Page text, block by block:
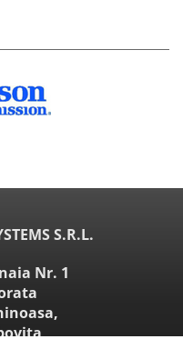
S.R.L.
Nr. 1